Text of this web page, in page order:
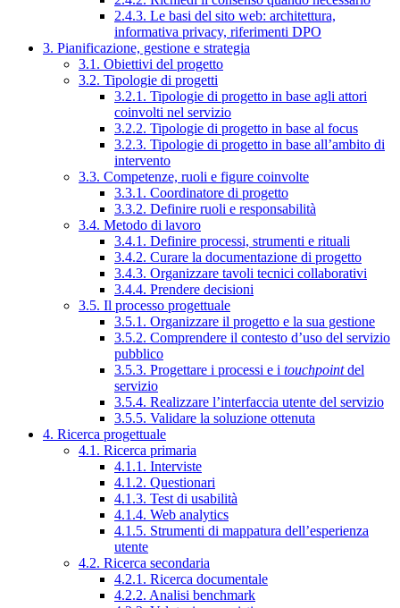
2.4.3. Le basi del sito web: architettura,
informativa privacy, riferimenti DPO
3. Pianificazione, gestione e strategia
3.1. Obiettivi del progetto
3.2. Tipologie di progetti
3.2.1. Tipologie di progetto in base agli attori
coinvolti nel servizio
3.2.2. Tipologie di progetto in base al focus
3.2.3. Tipologie di progetto in base all’ambito di
intervento
3.3. Competenze, ruoli e figure coinvolte
3.3.1. Coordinatore di progetto
3.3.2. Definire ruoli e responsabilità
3.4. Metodo di lavoro
3.4.1. Definire processi, strumenti e rituali
3.4.2. Curare la documentazione di progetto
3.4.3. Organizzare tavoli tecnici collaborativi
3.4.4. Prendere decisioni
3.5. Il processo progettuale
3.5.1. Organizzare il progetto e la sua gestione
3.5.2. Comprendere il contesto d’uso del servizio
pubblico
3.5.3. Progettare i processi e i touchpointdel
servizio
3.5.4. Realizzare l’interfaccia utente del servizio
3.5.5. Validare la soluzione ottenuta
4. Ricerca progettuale
4.1. Ricerca primaria
4.1.1. Interviste
4.1.2. Questionari
4.1.3. Test di usabilità
4.1.4. Web analytics
4.1.5. Strumenti di mappatura dell’esperienza
utente
4.2. Ricerca secondaria
4.2.1. Ricerca documentale
4.2.2. Analisi benchmark